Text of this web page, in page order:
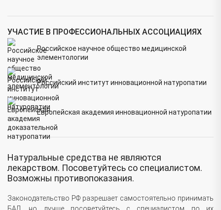
УЧАСТИЕ В ПРОФЕССИОНАЛЬНЫХ АССОЦИАЦИЯХ
Российское научное общество медицинской
элементологии
Российский институт инновационной натуропатии
Европейская академия инновационной натуропатии
Натуральные средства не являются
лекарством. Посоветуйтесь со специалистом.
Возможны противопоказания.
Законодательство РФ разрешает самостоятельно принимать
БАД, но лучше посоветуйтесь с специалистом по их